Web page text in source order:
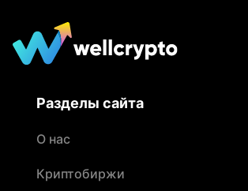
Разделы сайта
О нас
Криптобиржи